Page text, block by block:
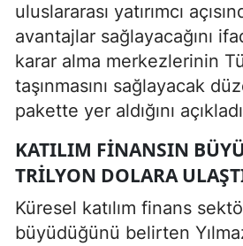
uluslararası yatırımcı
avantajlar sağlayacağını
karar alma merkezlerinin
taşınmasını sağlayacak
pakette yer aldığını
KATILIM FINANSIN
TRILYON DOLARA
Küresel katılım finans
büyüdüğünü belirten